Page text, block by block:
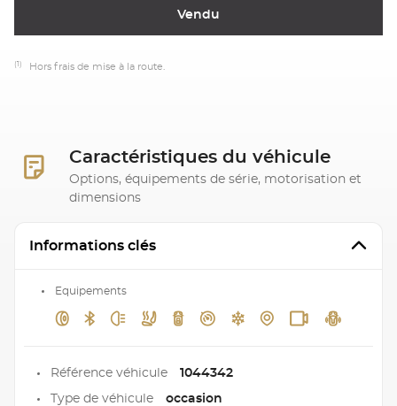
Vendu
(1) Hors frais de mise à la route.
Caractéristiques du véhicule
Options, équipements de série, motorisation et
dimensions
Informations clés
Equipements
Référence véhicule 1044342
Type de véhicule occasion